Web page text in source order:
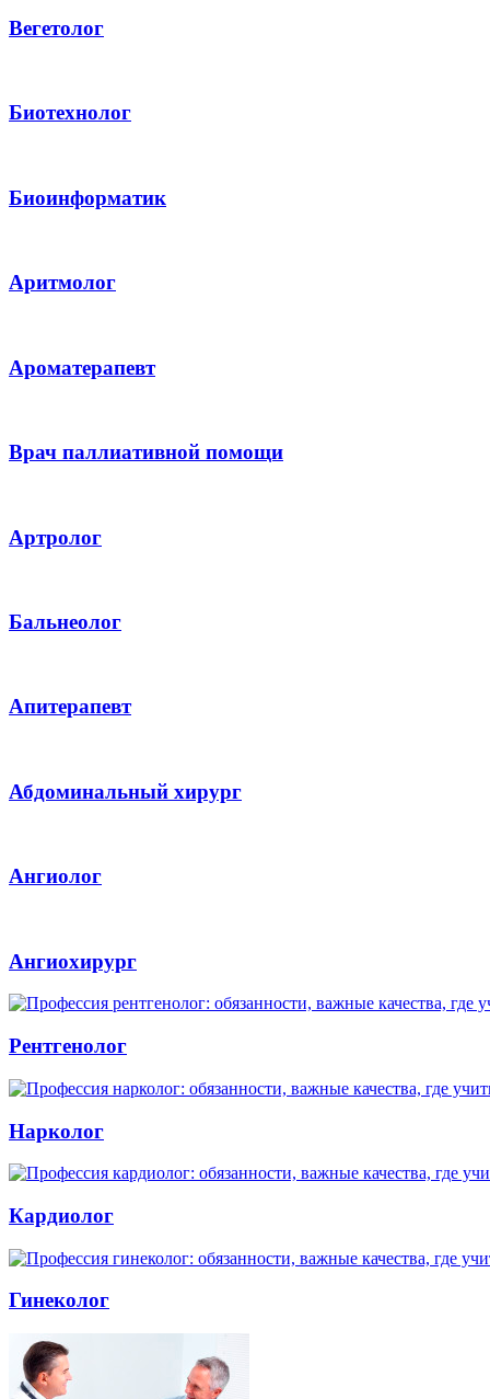
Вегетолог
Биотехнолог
Биоинформатик
Аритмолог
Ароматерапевт
Врач паллиативной помощи
Артролог
Бальнеолог
Апитерапевт
Абдоминальный хирург
Ангиолог
Ангиохирург
Рентгенолог
Нарколог
Кардиолог
Гинеколог